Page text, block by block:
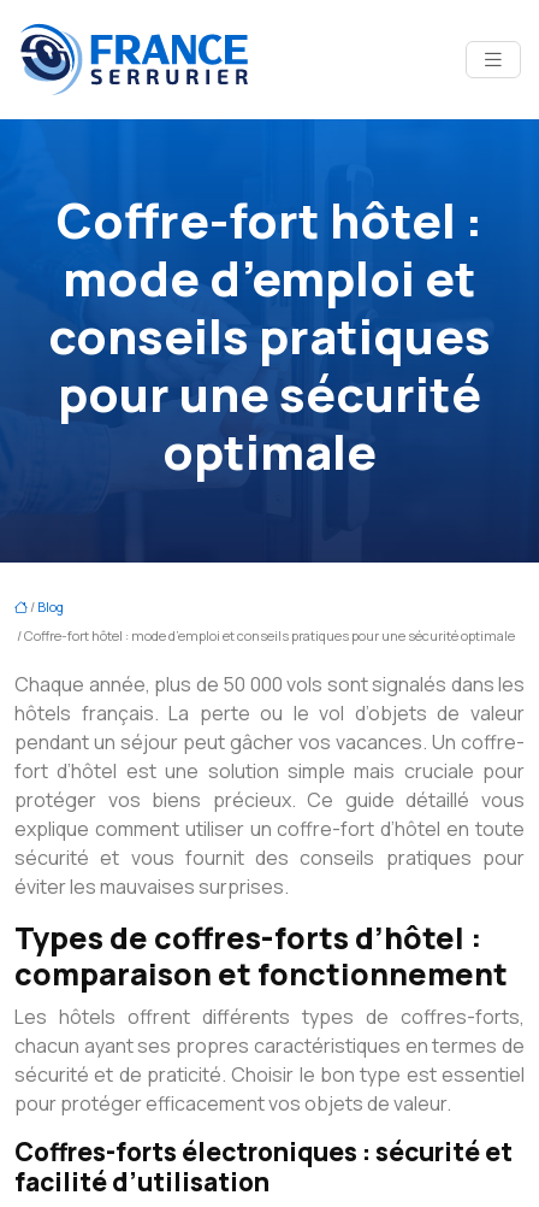
Coffre-fort hôtel :
mode d’emploi et
conseils pratiques
pour une sécurité
optimale
/ Blog
/ Coffre-fort hôtel : mode d’emploi et conseils pratiques pour une sécurité optimale
Chaque année, plus de 50 000 vols sont signalés dans les
hôtels français. La perte ou le vol d’objets de valeur
pendant un séjour peut gâcher vos vacances. Un coffre-
fort d’hôtel est une solution simple mais cruciale pour
protéger vos biens précieux. Ce guide détaillé vous
explique comment utiliser un coffre-fort d’hôtel en toute
sécurité et vous fournit des conseils pratiques pour
éviter les mauvaises surprises.
Types de coffres-forts d’hôtel :
comparaison et fonctionnement
Les hôtels offrent différents types de coffres-forts,
chacun ayant ses propres caractéristiques en termes de
sécurité et de praticité. Choisir le bon type est essentiel
pour protéger efficacement vos objets de valeur.
Coffres-forts électroniques : sécurité et
facilité d’utilisation